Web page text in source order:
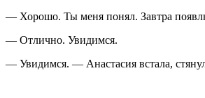
— Хорошо. Ты меня понял. Завтра
— Отлично. Увидимся.
— Увидимся. — Анастасия встала,